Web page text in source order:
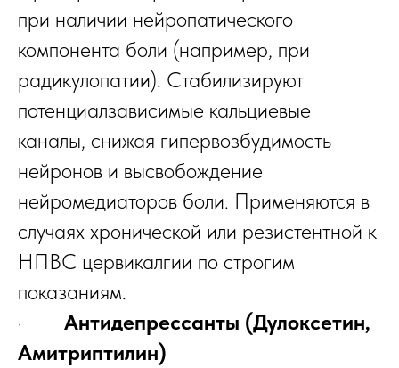
при наличии нейропатического
компонента боли (например, при
радикулопатии). Стабилизируют
потенциалзависимые кальциевые
каналы, снижая гипервозбудимость
нейронов и высвобождение
нейромедиаторов боли. Применяются в
случаях хронической или резистентной к
НПВС цервикалгии по строгим
показаниям.
· Антидепрессанты (Дулоксетин,
Амитриптилин)